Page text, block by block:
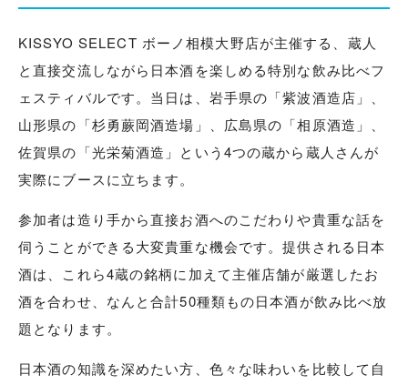
KISSYO SELECT ボーノ相模大野店が主催する、蔵人
と直接交流しながら日本酒を楽しめる特別な飲み比べフ
ェスティバルです。当日は、岩手県の「紫波酒造店」、
山形県の「杉勇蕨岡酒造場」、広島県の「相原酒造」、
佐賀県の「光栄菊酒造」という4つの蔵から蔵人さんが
実際にブースに立ちます。
参加者は造り手から直接お酒へのこだわりや貴重な話を
伺うことができる大変貴重な機会です。提供される日本
酒は、これら4蔵の銘柄に加えて主催店舗が厳選したお
酒を合わせ、なんと合計50種類もの日本酒が飲み比べ放
題となります。
日本酒の知識を深めたい方、色々な味わいを比較して自